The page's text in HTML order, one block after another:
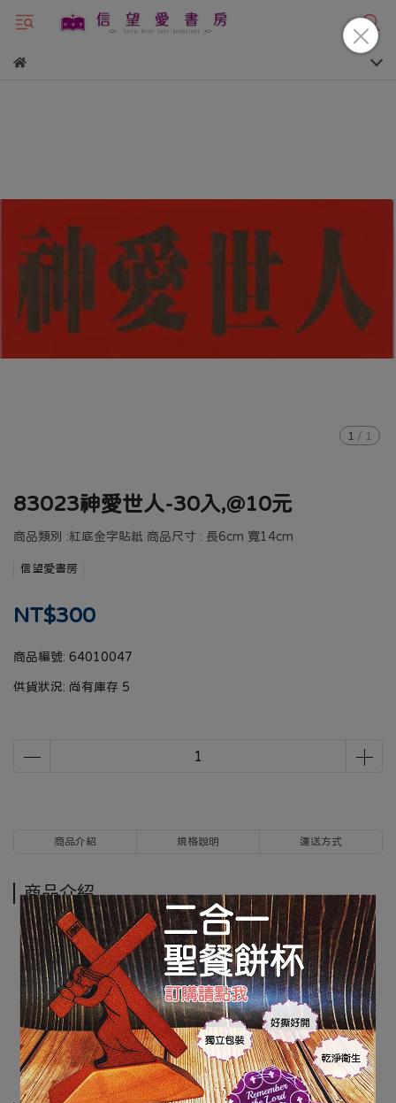
1 / 1
83023神愛世人-30入,@10元
商品類別 :紅底金字貼紙 商品尺寸 : 長6cm 寬14cm
信望愛書房
NT$300
商品編號: 64010047
供貨狀況: 尚有庫存 5
商品介紹 規格說明 運送方式
商品介紹